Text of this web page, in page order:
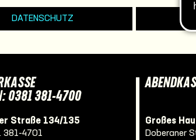
DATENSCHUTZ
0381 381-4700
Straße 134/135
381-4701
Großes
Doberaner